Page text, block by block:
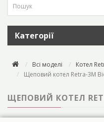
Категорії
Всі моделі Котел
Щеповий котел Retra-3М
ЩЕПОВИЙ КОТЕЛ